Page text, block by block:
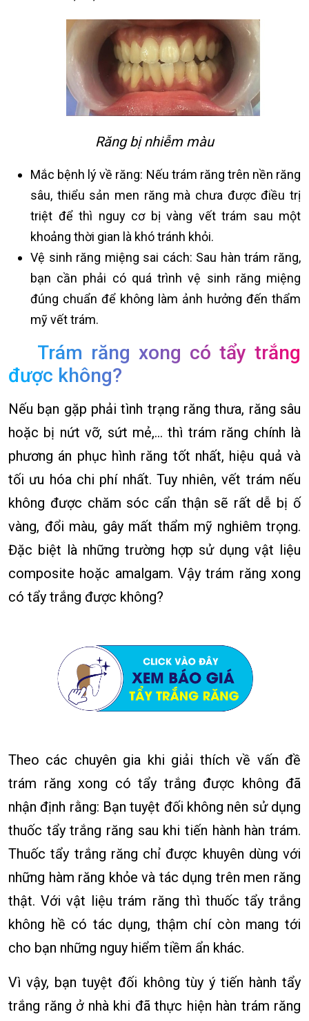
Răng bị nhiễm màu
Mắc bệnh lý về răng: Nếu trám răng trên nền răng
sâu, thiểu sản men răng mà chưa được điều trị
triệt để thì nguy cơ bị vàng vết trám sau một
khoảng thời gian là khó tránh khỏi.
Vệ sinh răng miệng sai cách: Sau hàn trám răng,
bạn cần phải có quá trình vệ sinh răng miệng
đúng chuẩn để không làm ảnh hưởng đến thẩm
mỹ vết trám.
Trám răng xong có tẩy trắng
được không?
Nếu bạn gặp phải tình trạng răng thưa, răng sâu
hoặc bị nứt vỡ, sứt mẻ,… thì trám răng chính là
phương án phục hình răng tốt nhất, hiệu quả và
tối ưu hóa chi phí nhất. Tuy nhiên, vết trám nếu
không được chăm sóc cẩn thận sẽ rất dễ bị ố
vàng, đổi màu, gây mất thẩm mỹ nghiêm trọng.
Đặc biệt là những trường hợp sử dụng vật liệu
composite hoặc amalgam. Vậy trám răng xong
có tẩy trắng được không?
Theo các chuyên gia khi giải thích về vấn đề
trám răng xong có tẩy trắng được không đã
nhận định rằng: Bạn tuyệt đối không nên sử dụng
thuốc tẩy trắng răng sau khi tiến hành hàn trám.
Thuốc tẩy trắng răng chỉ được khuyên dùng với
những hàm răng khỏe và tác dụng trên men răng
thật. Với vật liệu trám răng thì thuốc tẩy trắng
không hề có tác dụng, thậm chí còn mang tới
cho bạn những nguy hiểm tiềm ẩn khác.
Vì vậy, bạn tuyệt đối không tùy ý tiến hành tẩy
trắng răng ở nhà khi đã thực hiện hàn trám răng